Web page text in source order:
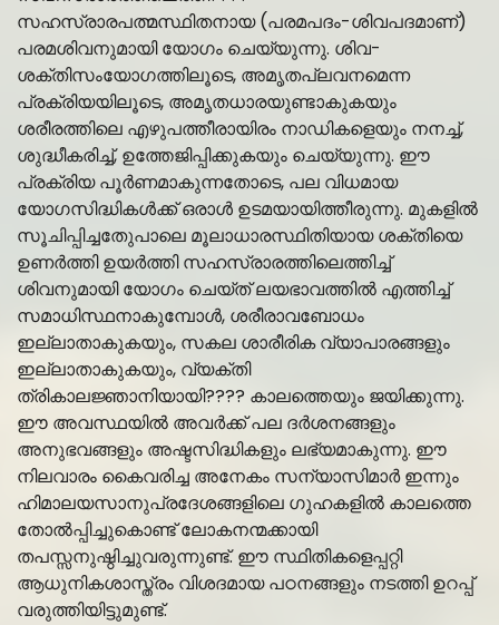
സഹസ്രാരപത്മസ്ഥിതനായ (പരമപദം-ശിവപദമാണ്)
പരമശിവനുമായി യോഗം ചെയ്യുന്നു. ശിവ-
ശക്തിസംയോഗത്തിലൂടെ, അമൃതപ്ലവനമെന്ന
പ്രക്രിയയിലൂടെ, അമൃതധാരയുണ്ടാകുകയും
ശരീരത്തിലെ എഴുപത്തീരായിരം നാഡികളെയും നനച്ച്,
ശുദ്ധീകരിച്ച്, ഉത്തേജിപ്പിക്കുകയും ചെയ്യുന്നു. ഈ
പ്രക്രിയ പൂര്‍ണമാകുന്നതോടെ, പല വിധമായ
യോഗസിദ്ധികള്‍ക്ക് ഒരാള്‍ ഉടമയായിത്തീരുന്നു. മുകളിൽ
സൂചിപ്പിച്ചതുേപാലെ മൂലാധാരസ്ഥിതിയായ ശക്തിയെ
ഉണര്‍ത്തി ഉയര്‍ത്തി സഹസ്രാരത്തിലെത്തിച്ച്
ശിവനുമായി യോഗം ചെയ്ത് ലയഭാവത്തില്‍ എത്തിച്ച്
സമാധിസ്ഥനാകുമ്പോള്‍, ശരീരാവബോധം
ഇല്ലാതാകുകയും, സകല ശാരീരിക വ്യാപാരങ്ങളും
ഇല്ലാതാകുകയും, വ്യക്തി
ത്രികാലജ്ഞാനിയായി????️ കാലത്തെയും ജയിക്കുന്നു.
ഈ അവസ്ഥയില്‍ അവര്‍ക്ക് പല ദര്‍ശനങ്ങളും
അനുഭവങ്ങളും അഷ്ടസിദ്ധികളും ലഭ്യമാകുന്നു. ഈ
നിലവാരം കൈവരിച്ച അനേകം സന്യാസിമാര്‍ ഇന്നും
ഹിമാലയസാനുപ്രദേശങ്ങളിലെ ഗുഹകളില്‍ കാലത്തെ
തോല്‍പ്പിച്ചുകൊണ്ട് ലോകനന്മക്കായി
തപസ്സനുഷ്ഠിച്ചുവരുന്നുണ്ട്. ഈ സ്ഥിതികളെപ്പറ്റി
ആധുനികശാസ്ത്രം വിശദമായ പഠനങ്ങളും നടത്തി ഉറപ്പ്
വരുത്തിയിട്ടുമുണ്ട്.